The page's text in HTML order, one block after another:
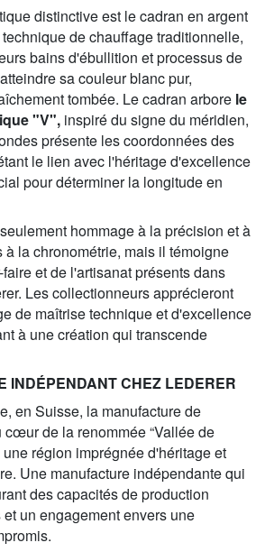
distinctive est le cadran en argent
de chauffage traditionnelle,
bains d'ébullition et processus de
sa couleur blanc pur,
tombée. Le cadran arbore le
"V", inspiré du signe du méridien,
présente les coordonnées des
le lien avec l'héritage d'excellence
pour déterminer la longitude en
hommage à la précision et à
la chronométrie, mais il témoigne
et de l'artisanat présents dans
Les collectionneurs apprécieront
de maîtrise technique et d'excellence
à une création qui transcende
INDÉPENDANT CHEZ LEDERER
en Suisse, la manufacture de
cœur de la renommée “Vallée de
région imprégnée d'héritage et
Une manufacture indépendante qui
des capacités de production
un engagement envers une